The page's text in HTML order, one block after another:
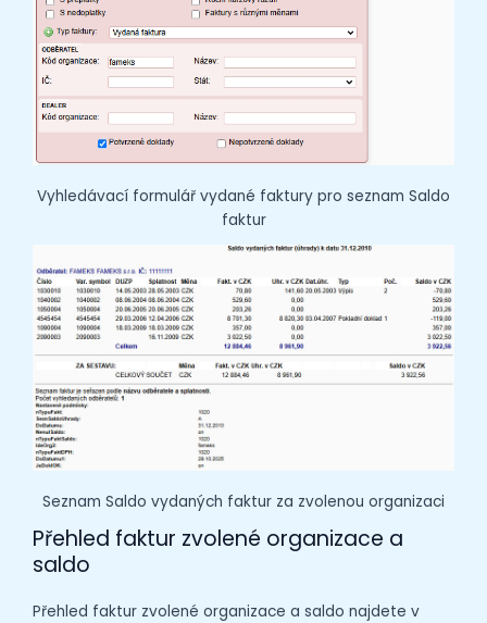
Vyhledávací formulář vydané faktury pro seznam Saldo
faktur
Seznam Saldo vydaných faktur za zvolenou organizaci
Přehled faktur zvolené organizace a
saldo
Přehled faktur zvolené organizace a saldo najdete v